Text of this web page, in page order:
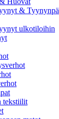
&
ulkotiloihin
tekstiilit